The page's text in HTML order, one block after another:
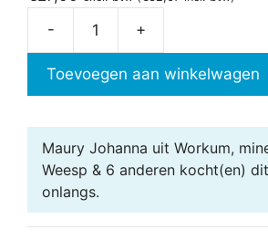
- +
Toevoegen aan winkelwagen
Maury Johanna uit Workum,
Weesp & 6 anderen kocht(en)
onlangs.